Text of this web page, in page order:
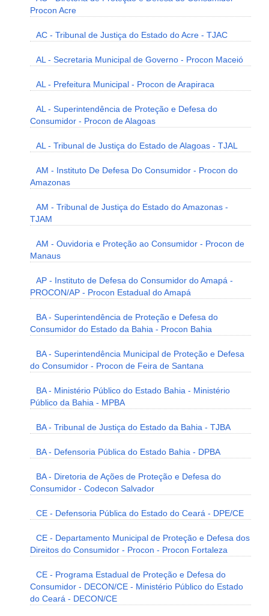
Procon Acre
AC - Tribunal de Justiça do Estado do Acre - TJAC
AL - Secretaria Municipal de Governo - Procon Maceió
AL - Prefeitura Municipal - Procon de Arapiraca
AL - Superintendência de Proteção e Defesa do
Consumidor - Procon de Alagoas
AL - Tribunal de Justiça do Estado de Alagoas - TJAL
AM - Instituto De Defesa Do Consumidor - Procon do
Amazonas
AM - Tribunal de Justiça do Estado do Amazonas -
TJAM
AM - Ouvidoria e Proteção ao Consumidor - Procon de
Manaus
AP - Instituto de Defesa do Consumidor do Amapá -
PROCON/AP - Procon Estadual do Amapá
BA - Superintendência de Proteção e Defesa do
Consumidor do Estado da Bahia - Procon Bahia
BA - Superintendência Municipal de Proteção e Defesa
do Consumidor - Procon de Feira de Santana
BA - Ministério Público do Estado Bahia - Ministério
Público da Bahia - MPBA
BA - Tribunal de Justiça do Estado da Bahia - TJBA
BA - Defensoria Pública do Estado Bahia - DPBA
BA - Diretoria de Ações de Proteção e Defesa do
Consumidor - Codecon Salvador
CE - Defensoria Pública do Estado do Ceará - DPE/CE
CE - Departamento Municipal de Proteção e Defesa dos
Direitos do Consumidor - Procon - Procon Fortaleza
CE - Programa Estadual de Proteção e Defesa do
Consumidor - DECON/CE - Ministério Público do Estado
do Ceará - DECON/CE